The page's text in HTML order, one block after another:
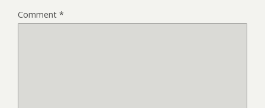
Comment *